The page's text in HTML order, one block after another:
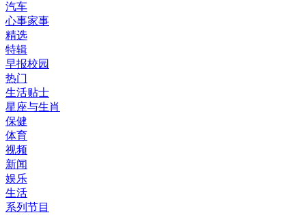
汽车
心事家事
精选
特辑
早报校园
热门
生活贴士
星座与生肖
保健
体育
视频
新闻
娱乐
生活
系列节目